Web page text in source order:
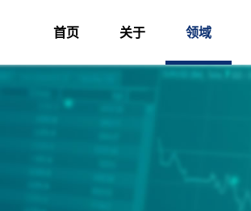
首页 关于 领域